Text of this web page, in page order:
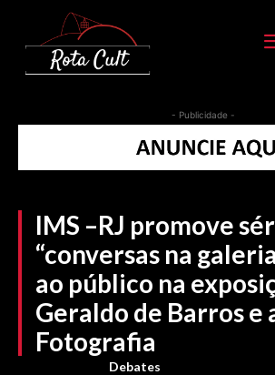
- Publicidade -
IMS –RJ promove
“conversas na
ao público na
Geraldo de Barros e
Fotografia
Debates